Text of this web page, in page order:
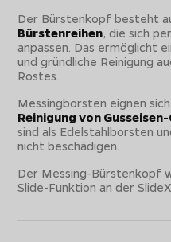
Der Bürstenkopf besteht
Bürstenreihen, die sich
anpassen. Das ermöglicht
und gründliche Reinigung
Rostes.
Messingborsten eignen sich
Reinigung von
sind als Edelstahlborsten
nicht beschädigen.
Der Messing-Bürstenkopf
Slide-Funktion an der